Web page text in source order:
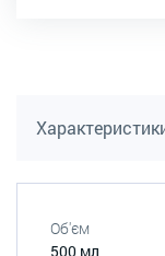
Об'єм
500 мл